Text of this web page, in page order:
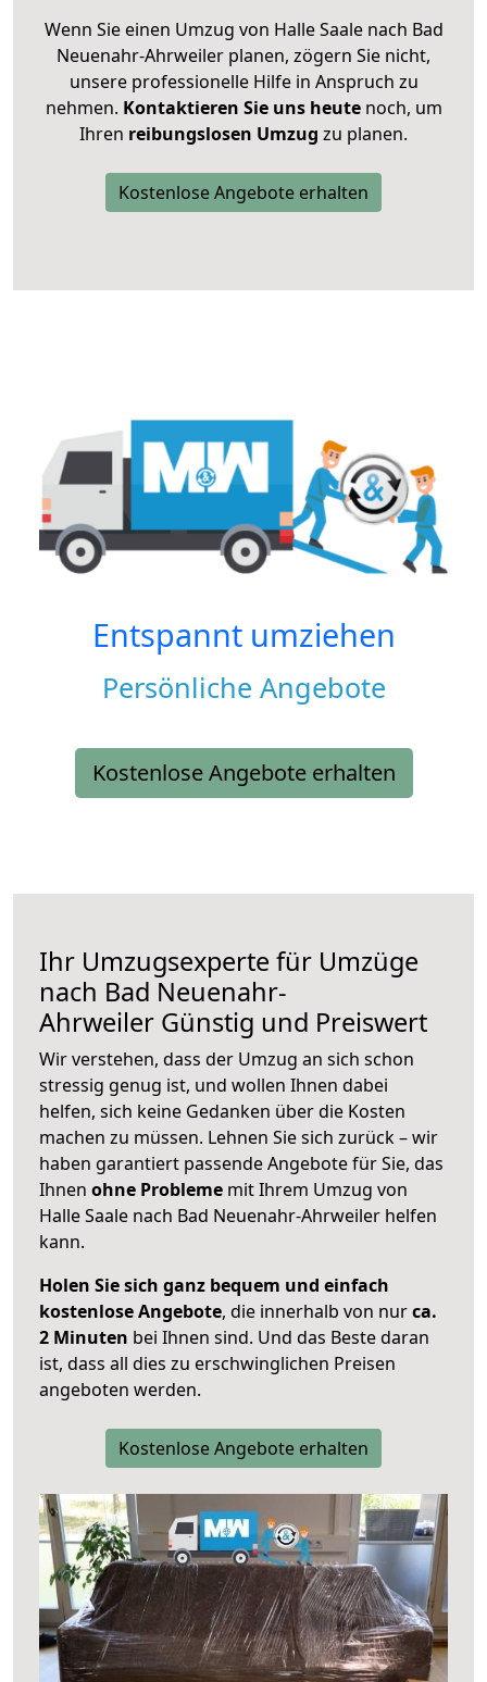
Wenn Sie einen Umzug von Halle Saale nach Bad
Neuenahr-Ahrweiler planen, zögern Sie nicht,
unsere professionelle Hilfe in Anspruch zu
nehmen. Kontaktieren Sie uns heutenoch, um
Ihren reibungslosen Umzug zu planen.
Kostenlose Angebote erhalten
Entspannt umziehen
Persönliche Angebote
Kostenlose Angebote erhalten
Ihr Umzugsexperte für Umzüge
nach Bad Neuenahr-
Ahrweiler Günstig und Preiswert
Wir verstehen, dass der Umzug an sich schon
stressig genug ist, und wollen Ihnen dabei
helfen, sich keine Gedanken über die Kosten
machen zu müssen. Lehnen Sie sich zurück – wir
haben garantiert passende Angebote für Sie, das
Ihnen ohne Probleme mit Ihrem Umzug von
Halle Saale nach Bad Neuenahr-Ahrweiler helfen
kann.
Holen Sie sich ganz bequem und einfach
kostenlose Angebote, die innerhalb von nurca.
2 Minuten bei Ihnen sind. Und das Beste daran
ist, dass all dies zu erschwinglichen Preisen
angeboten werden.
Kostenlose Angebote erhalten